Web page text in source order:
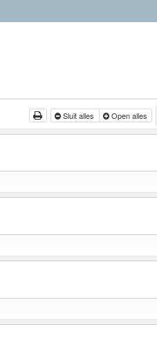
Sluit alles Open alles